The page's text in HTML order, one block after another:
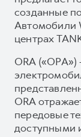
созданные
Автомобили
центрах
ORA («ОРА»)
ORA
передовые
доступными